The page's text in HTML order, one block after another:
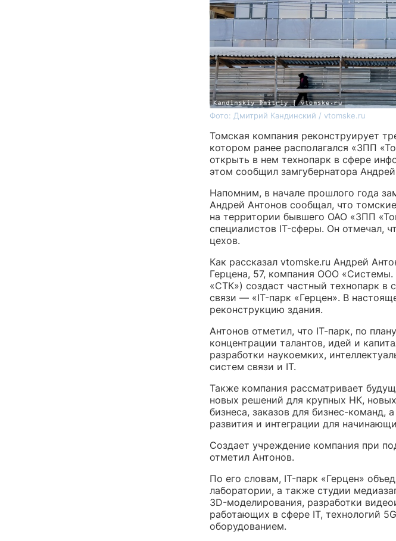
Фото: Дмитрий Кандинский / vtomske.ru
Томская компания реконструирует
котором ранее располагался «ЗПП
открыть в нем технопарк в сфере
этом сообщил замгубернатора
Напомним, в начале прошлого года
Андрей Антонов сообщал, что
на территории бывшего ОАО «ЗПП
специалистов IT-сферы. Он отмечал,
цехов.
Как рассказал vtomske.ru Андрей
Герцена, 57, компания ООО
«СТК») создаст частный технопарк
связи — «IT-парк «Герцен». В
реконструкцию здания.
Антонов отметил, что IТ-парк, по
концентрации талантов, идей и
разработки наукоемких,
систем связи и IT.
Также компания рассматривает
новых решений для крупных НК,
бизнеса, заказов для бизнес-команд,
развития и интеграции для
Создает учреждение компания при
отметил Антонов.
По его словам, IT-парк «Герцен»
лаборатории, а также студии
3D-моделирования, разработки
работающих в сфере IT, технологий
оборудованием.